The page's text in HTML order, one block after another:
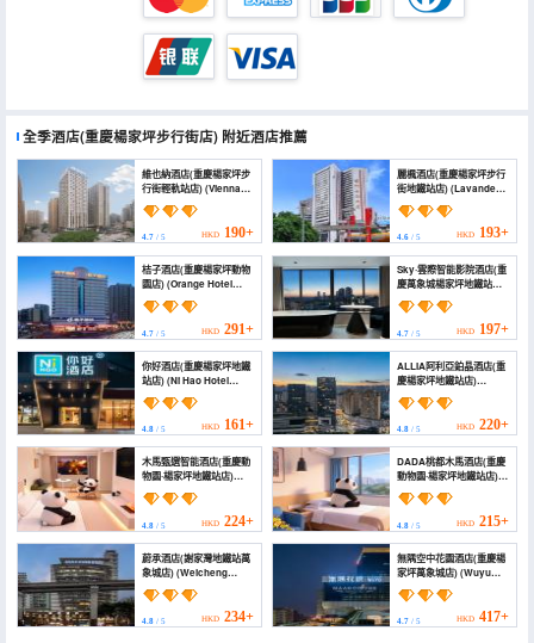
全季酒店(重慶楊家坪步行街店) 附近酒店推薦
維也納酒店(重慶楊家坪步
行街輕軌站店) (Vienna
Hotel (Chongqing
Yangjiaping Pedestrian
Street Light Rail
Station))
4.7 / 5 HKD 190+
麗楓酒店(重慶楊家坪步行
街地鐵站店) (Lavande
Hotel (Chongqing
Yangjiaping Pedestrian
Street Metro Station))
4.6/ 5 HKD 193+
桔子酒店(重慶楊家坪動物
園店) (Orange Hotel
(Yangjiaping Zoo
Branch, Chongqing))
4.7 / 5 HKD 291+
Sky·雲際智能影院酒店(重
慶萬象城楊家坪地鐵站店)
(Sky Cloud Smart
Cinema Hotel
(Chongqing Wanda
Plaza Branch))
4.7/ 5 HKD 197+
你好酒店(重慶楊家坪地鐵
站店) (Ni Hao Hotel
(Chongqing Yangjiaping
Subway Station))
4.8 / 5 HKD 161+
ALLIA阿利亞鉑晶酒店(重
慶楊家坪地鐵站店)
(ALLIA Platinum Crystal
Hotel (Chongqing
Yangjiaping Metro
Station Branch))
4.8/ 5 HKD 220+
木馬甄選智能酒店(重慶動
物園·楊家坪地鐵站店)
(Muma Select Smart
Hotel (Yangjiaping
Metro & Chongqing
Zoo))
4.8 / 5 HKD 224+
DADA桃都木馬酒店(重慶
動物園·楊家坪地鐵站店)
(DADA Taodu Trojan
Horse Hotel
(Chongqing Zoo ·
Yangjiaping Metro
Station Branch))
4.8/ 5 HKD 215+
蔚承酒店(謝家灣地鐵站萬
象城店) (Weicheng
Hotel (Xiejiawan Metro
Station Vientiane City
Branch))
4.8 / 5 HKD 234+
無隅空中花園酒店(重慶楊
家坪萬象城店) (Wuyu
Sky Garden Hotel
(Yangjiaping,MixC
Branch,Chongqing))
4.7/ 5 HKD 417+